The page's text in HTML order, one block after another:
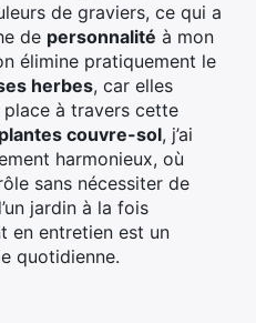
de graviers, ce qui a
de personnalité à mon
élimine pratiquement le
herbes, car elles
à travers cette
plantes couvre-sol, j’ai
harmonieux, où
sans nécessiter de
jardin à la fois
en entretien est un
quotidienne.